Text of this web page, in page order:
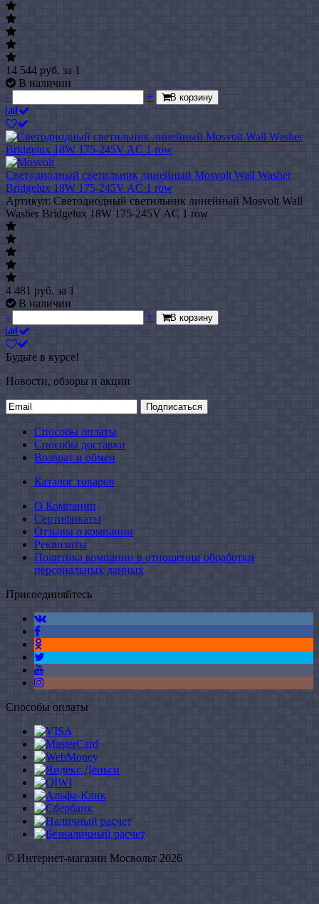
14 544 руб. за 1
В наличии
-
+ В корзину
Светодиодный светильник линейный Mosvolt Wall Washer
Bridgelux 18W 175-245V AC 1 row
Артикул: Светодиодный светильник линейный Mosvolt Wall
Washer Bridgelux 18W 175-245V AC 1 row
4 481 руб. за 1
В наличии
-
+ В корзину
Будьте в курсе!
Новости, обзоры и акции
Подписаться
Способы оплаты
Способы доставки
Возврат и обмен
Каталог товаров
О Компании
Сертификаты
Отзывы о компании
Реквизиты
Политика компании в отношении обработки
персональных данных
Присоединяйтесь
Способы оплаты
© Интернет-магазин Мосвольт 2026